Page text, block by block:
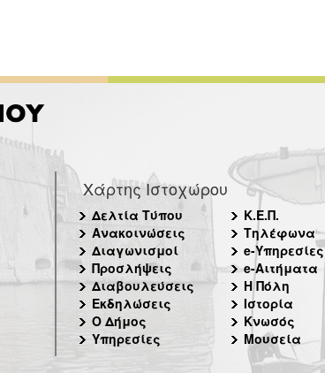
Χάρτης Ιστοχώρου
Δελτία Τύπου
Ανακοινώσεις
Διαγωνισμοί
Προσλήψεις
Διαβουλεύσεις
Εκδηλώσεις
Ο Δήμος
Υπηρεσίες
Κ.Ε.Π.
Τηλέφωνα
e-Υπηρεσίες
e-Αιτήματα
Η Πόλη
Ιστορία
Κνωσός
Μουσεία